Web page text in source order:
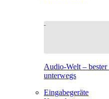
Audio-Welt –
unterwegs
Eingabegeräte